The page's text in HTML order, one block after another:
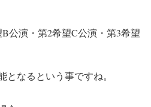
公演・第2希望C公演・第3希望
なるという事ですね。